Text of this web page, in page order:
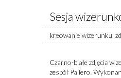
Sesja
kreowanie wizerunku,
Czarno-białe zdjęcia
zespół Pallero.